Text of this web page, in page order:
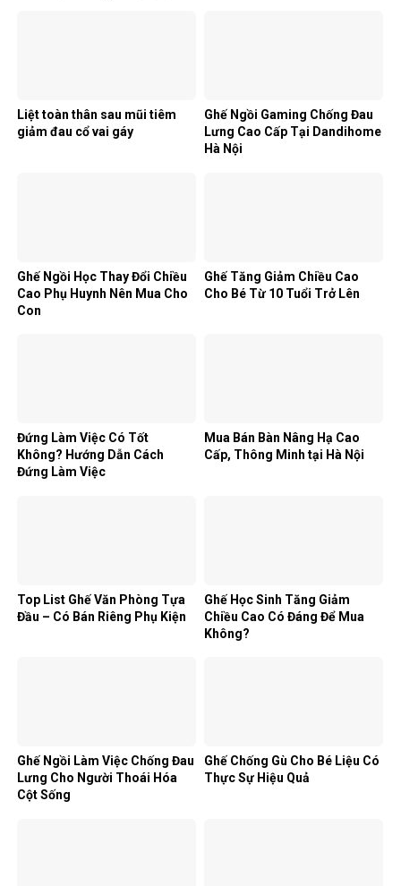
Liệt toàn thân sau mũi tiêm
giảm đau cổ vai gáy
Ghế Ngồi Gaming Chống Đau
Lưng Cao Cấp Tại Dandihome
Hà Nội
Ghế Ngồi Học Thay Đổi Chiều
Cao Phụ Huynh Nên Mua Cho
Con
Ghế Tăng Giảm Chiều Cao
Cho Bé Từ 10 Tuổi Trở Lên
Đứng Làm Việc Có Tốt
Không? Hướng Dẫn Cách
Đứng Làm Việc
Mua Bán Bàn Nâng Hạ Cao
Cấp, Thông Minh tại Hà Nội
Top List Ghế Văn Phòng Tựa
Đầu – Có Bán Riêng Phụ Kiện
Ghế Học Sinh Tăng Giảm
Chiều Cao Có Đáng Để Mua
Không?
Ghế Ngồi Làm Việc Chống Đau
Lưng Cho Người Thoái Hóa
Cột Sống
Ghế Chống Gù Cho Bé Liệu Có
Thực Sự Hiệu Quả